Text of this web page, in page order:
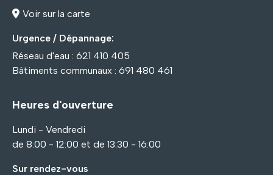
Voir sur la carte
Urgence / Dépannage:
Réseau d'eau : 621 410 405
Bâtiments communaux : 691 480 461
Heures d'ouverture
Lundi - Vendredi
de 8:00 - 12:00 et de 13:30 - 16:00
Sur rendez-vous